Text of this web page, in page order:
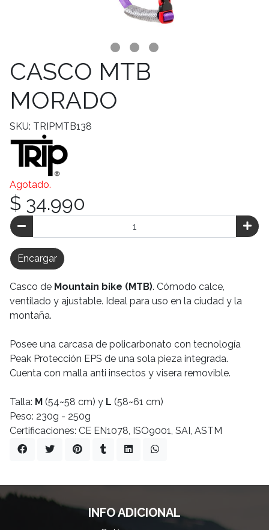
CASCO MTB
MORADO
SKU: TRIPMTB138
Agotado.
$ 34.990
Encargar
Casco de Mountain bike (MTB). Cómodo calce,
ventilado y ajustable. Ideal para uso en la ciudad y la
montaña.
Posee una carcasa de policarbonato con tecnología
Peak Protección EPS de una sola pieza integrada.
Cuenta con malla anti insectos y visera removible.
Talla: M (54~58 cm) y L (58~61 cm)
Peso: 230g - 250g
Certificaciones: CE EN1078, ISO9001, SAI, ASTM
INFO ADICIONAL